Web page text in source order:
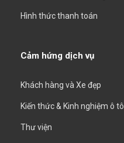
Hình thức thanh toán
Cảm hứng dịch vụ
Khách hàng và Xe đẹp
Kiến thức & Kinh nghiệm ô tô
Thư viện